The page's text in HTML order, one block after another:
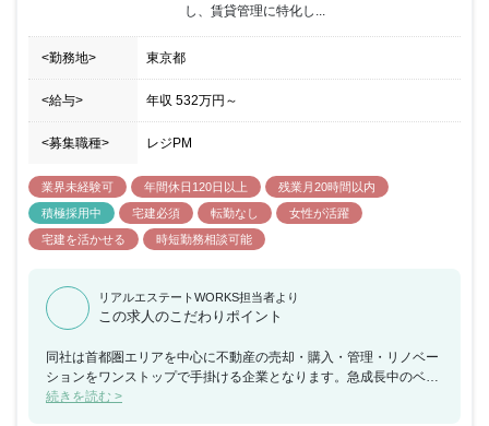
し、賃貸管理に特化し...
<勤務地> 東京都
<給与> 年収 532万円 ～
<募集職種> レジPM
業界未経験可 年間休日120日以上
残業月20時間以内
積極採用中
宅建必須 転勤なし
女性が活躍
宅建を活かせる
時短勤務相談可能
リアルエステートWORKS担当者より
この求人のこだわりポイント
同社は首都圏エリアを中心に不動産の売却・購入・管理・リノベー
ションをワンストップで手掛ける企業となります。急成長中のベン
チャー企業として、創業以来7期連続で増収・増益を続けておりま
続きを読む >